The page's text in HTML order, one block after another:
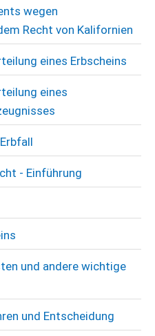
wegen
Recht von Kalifornien
eines Erbscheins
eines
- Einführung
und andere wichtige
und Entscheidung